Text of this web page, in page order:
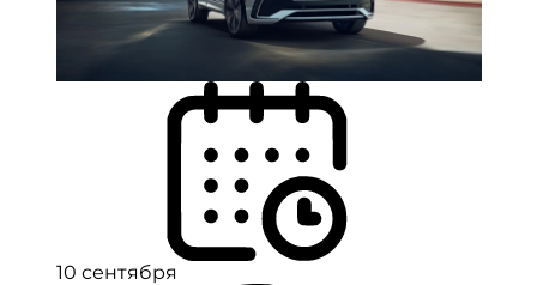
10 сентября